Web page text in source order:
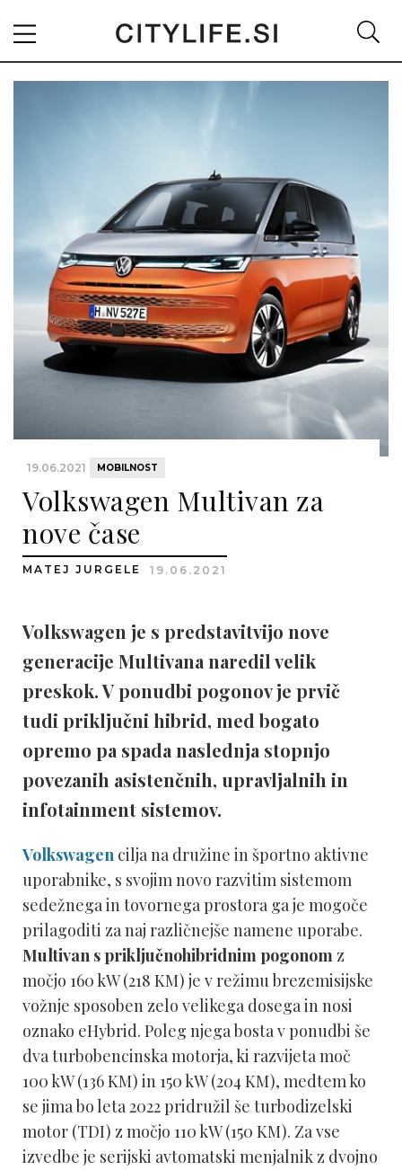
19.06.2021 MOBILNOST
Volkswagen Multivan za
nove čase
MATEJ JURGELE 19.06.2021
Volkswagen je s predstavitvijo nove
generacije Multivana naredil velik
preskok. V ponudbi pogonov je prvič
tudi priključni hibrid, med bogato
opremo pa spada naslednja stopnjo
povezanih asistenčnih, upravljalnih in
infotainment sistemov.
Volkswagen cilja na družine in športno aktivne
uporabnike, s svojim novo razvitim sistemom
sedežnega in tovornega prostora ga je mogoče
prilagoditi za naj različnejše namene uporabe.
Multivan s priključnohibridnim pogonom z
močjo 160 kW (218 KM) je v režimu brezemisijske
vožnje sposoben zelo velikega dosega in nosi
oznako eHybrid. Poleg njega bosta v ponudbi še
dva turbobencinska motorja, ki razvijeta moč
100 kW (136 KM) in 150 kW (204 KM), medtem ko
se jima bo leta 2022 pridružil še turbodizelski
motor (TDI) z močjo 110 kW (150 KM). Za vse
izvedbe je serijski avtomatski menjalnik z dvojno